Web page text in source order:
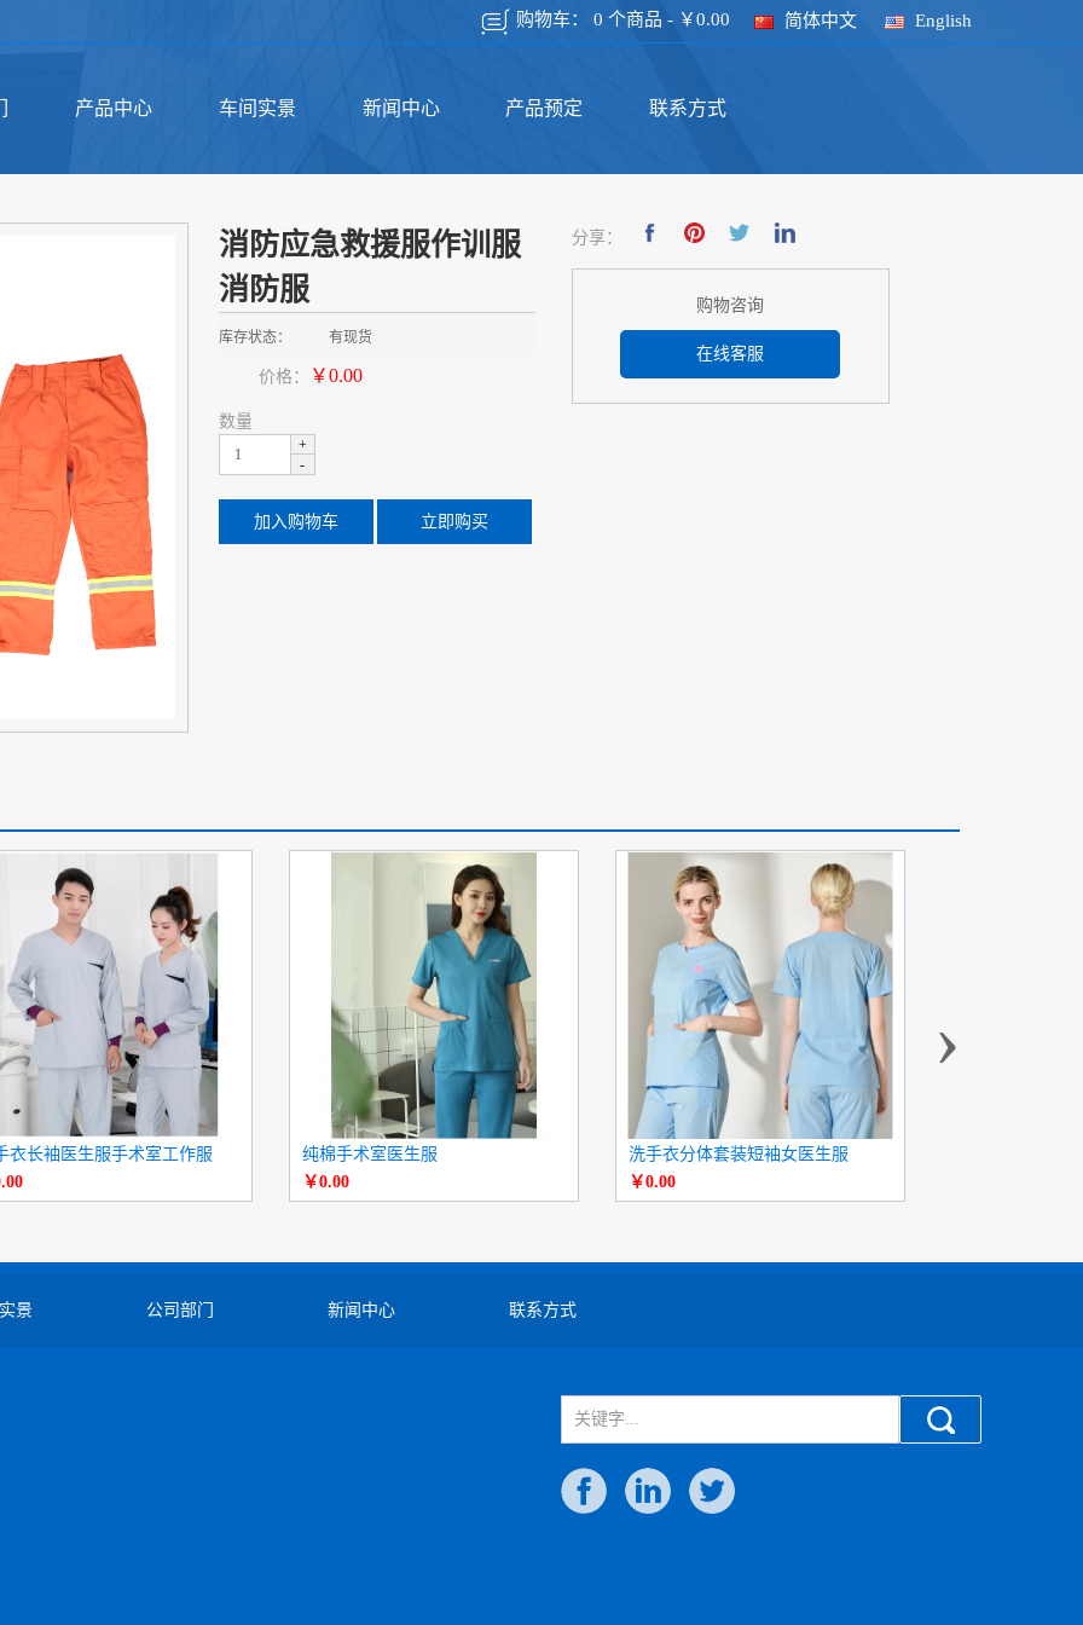
购物车： 0 个商品 - ￥0.00 简体中文 English
产品中心 车间实景 新闻中心 产品预定 联系方式
消防应急救援服作训服
消防服
库存状态： 有现货
价格： ￥0.00
数量
+
-
加入购物车 立即购买
分享：
购物咨询
在线客服
衣长袖医生服手术室工作服
纯棉手术室医生服
￥0.00
洗手衣分体套装短袖女医生服
￥0.00
景 公司部门 新闻中心 联系方式